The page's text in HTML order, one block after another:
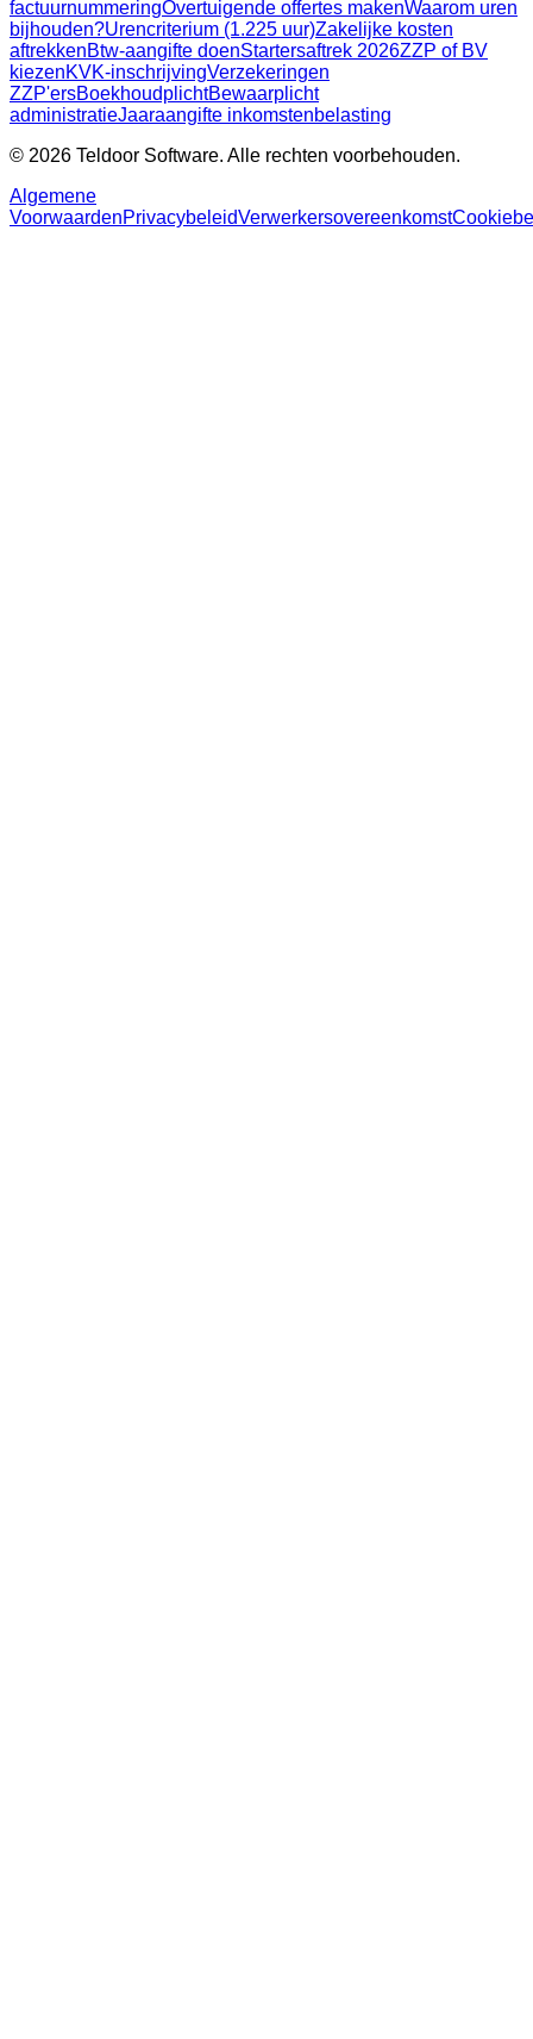
factuurnummeringOvertuigende offertes makenWaarom uren
bijhouden?Urencriterium (1.225 uur)Zakelijke kosten
aftrekkenBtw-aangifte doenStartersaftrek 2026ZZP of BV
kiezenKVK-inschrijvingVerzekeringen
ZZP'ersBoekhoudplichtBewaarplicht
administratieJaaraangifte inkomstenbelasting
© 2026 Teldoor Software. Alle rechten voorbehouden.
Algemene
VoorwaardenPrivacybeleidVerwerkersovereenkomst